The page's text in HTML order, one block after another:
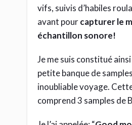
vifs, suivis d’habiles
avant pourcapturer le
échantillon sonore!
Je me suis constitué
petite banque de
inoubliable voyage.
comprend 3 samples de